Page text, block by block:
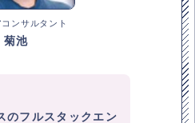
ンサルタント
菊池
のフルスタックエン